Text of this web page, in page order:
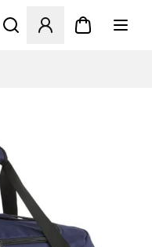
Åbner en Modal til at